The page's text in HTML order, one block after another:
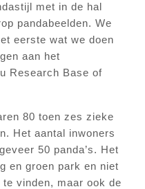
met in de hal
pandabeelden. We
eerste wat we doen
aan het
Research Base of
80 toen zes zieke
Het aantal inwoners
50 panda’s. Het
en groen park en niet
vinden, maar ook de